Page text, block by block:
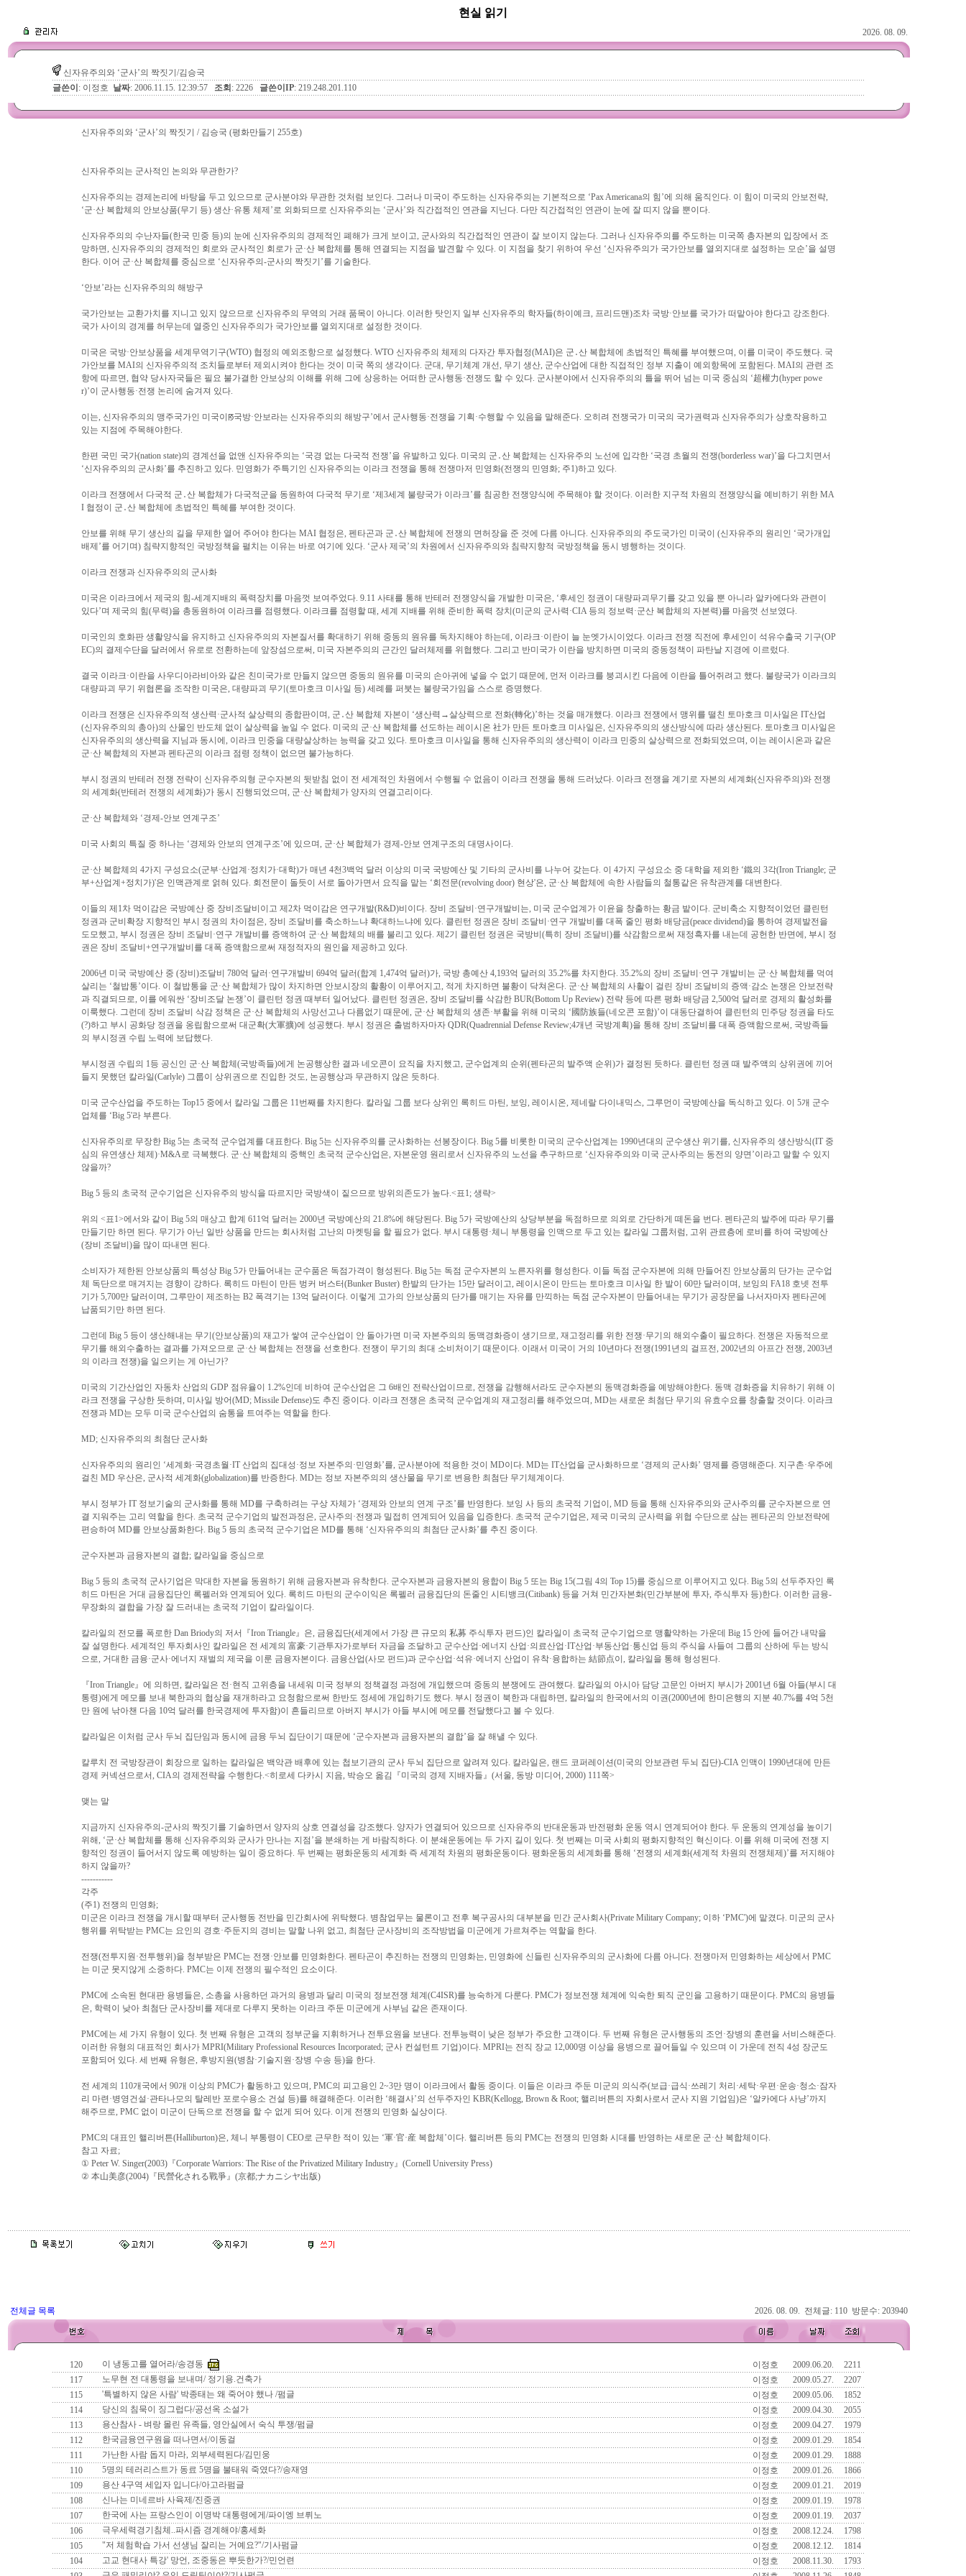
현실 읽기
2026. 08. 09.
신자유주의와 ‘군사’의 짝짓기/김승국
글쓴이 : 이정호 날짜: 2006.11.15. 12:39:57 조회 : 2226 글쓴이IP: 219.248.201.110
신자유주의와 ‘군사’의 짝짓기 / 김승국 (평화만들기 255호)
신자유주의는 군사적인 논의와 무관한가?
신자유주의는 경제논리에 바탕을 두고 있으므로 군사분야와 무관한 것처럼 보인다. 그러나 미국이 주도하는 신자유주의는 기본적으로 ‘Pax Americana의 힘’에 의해 움직인다. 이 힘이 미국의 안보전략,
‘군·산 복합체의 안보상품(무기 등) 생산·유통 체제’로 외화되므로 신자유주의는 ‘군사’와 직간접적인 연관을 지닌다. 다만 직간접적인 연관이 눈에 잘 띠지 않을 뿐이다.
신자유주의의 수난자들(한국 민중 등)의 눈에 신자유주의의 경제적인 폐해가 크게 보이고, 군사와의 직간접적인 연관이 잘 보이지 않는다. 그러나 신자유주의를 주도하는 미국쪽 총자본의 입장에서 조
망하면, 신자유주의의 경제적인 회로와 군사적인 회로가 군·산 복합체를 통해 연결되는 지점을 발견할 수 있다. 이 지점을 찾기 위하여 우선 ‘신자유주의가 국가안보를 열외지대로 설정하는 모순’을 설명
한다. 이어 군·산 복합체를 중심으로 ‘신자유주의-군사의 짝짓기’를 기술한다.
‘안보’라는 신자유주의의 해방구
국가안보는 교환가치를 지니고 있지 않으므로 신자유주의 무역의 거래 품목이 아니다. 이러한 탓인지 일부 신자유주의 학자들(하이예크, 프리드맨)조차 국방·안보를 국가가 떠맡아야 한다고 강조한다.
국가 사이의 경계를 허무는데 열중인 신자유주의가 국가안보를 열외지대로 설정한 것이다.
미국은 국방·안보상품을 세계무역기구(WTO) 협정의 예외조항으로 설정했다. WTO 신자유주의 체제의 다자간 투자협정(MAI)은 군․산 복합체에 초법적인 특혜를 부여했으며, 이를 미국이 주도했다. 국
가안보를 MAI의 신자유주의적 조치들로부터 제외시켜야 한다는 것이 미국 쪽의 생각이다. 군대, 무기체계 개선, 무기 생산, 군수산업에 대한 직접적인 정부 지출이 예외항목에 포함된다. MAI의 관련 조
항에 따르면, 협약 당사자국들은 필요 불가결한 안보상의 이해를 위해 그에 상응하는 어떠한 군사행동·전쟁도 할 수 있다. 군사분야에서 신자유주의의 틀을 뛰어 넘는 미국 중심의 ‘超權力(hyper powe
r)’이 군사행동·전쟁 논리에 숨겨져 있다.
이는, 신자유주의의 맹주국가인 미국이ꡐ국방·안보라는 신자유주의의 해방구’에서 군사행동·전쟁을 기획·수행할 수 있음을 말해준다. 오히려 전쟁국가 미국의 국가권력과 신자유주의가 상호작용하고
있는 지점에 주목해야한다.
한편 국민 국가(nation state)의 경계선을 없앤 신자유주의는 ‘국경 없는 다국적 전쟁’을 유발하고 있다. 미국의 군․산 복합체는 신자유주의 노선에 입각한 ‘국경 초월의 전쟁(borderless war)’을 다그치면서
‘신자유주의의 군사화’를 추진하고 있다. 민영화가 주특기인 신자유주의는 이라크 전쟁을 통해 전쟁마저 민영화(전쟁의 민영화; 주1)하고 있다.
이라크 전쟁에서 다국적 군․산 복합체가 다국적군을 동원하여 다국적 무기로 ‘제3세계 불량국가 이라크’를 침공한 전쟁양식에 주목해야 할 것이다. 이러한 지구적 차원의 전쟁양식을 예비하기 위한 MA
I 협정이 군․산 복합체에 초법적인 특혜를 부여한 것이다.
안보를 위해 무기 생산의 길을 무제한 열어 주어야 한다는 MAI 협정은, 펜타곤과 군․산 복합체에 전쟁의 면허장을 준 것에 다름 아니다. 신자유주의의 주도국가인 미국이 (신자유주의 원리인 ‘국가개입
배제’를 어기며) 침략지향적인 국방정책을 펼치는 이유는 바로 여기에 있다. ‘군사 제국’의 차원에서 신자유주의와 침략지향적 국방정책을 동시 병행하는 것이다.
이라크 전쟁과 신자유주의의 군사화
미국은 이라크에서 제국의 힘-세계지배의 폭력장치를 마음껏 보여주었다. 9.11 사태를 통해 반테러 전쟁양식을 개발한 미국은, ‘후세인 정권이 대량파괴무기를 갖고 있을 뿐 아니라 알카에다와 관련이
있다’며 제국의 힘(무력)을 총동원하여 이라크를 점령했다. 이라크를 점령할 때, 세계 지배를 위해 준비한 폭력 장치(미군의 군사력·CIA 등의 정보력·군산 복합체의 자본력)를 마음껏 선보였다.
미국인의 호화판 생활양식을 유지하고 신자유주의의 자본질서를 확대하기 위해 중동의 원유를 독차지해야 하는데, 이라크·이란이 늘 눈엣가시이었다. 이라크 전쟁 직전에 후세인이 석유수출국 기구(OP
EC)의 결제수단을 달러에서 유로로 전환하는데 앞장섬으로써, 미국 자본주의의 근간인 달러체제를 위협했다. 그리고 반미국가 이란을 방치하면 미국의 중동정책이 파탄날 지경에 이르렀다.
결국 이라크·이란을 사우디아라비아와 같은 친미국가로 만들지 않으면 중동의 원유를 미국의 손아귀에 넣을 수 없기 때문에, 먼저 이라크를 붕괴시킨 다음에 이란을 틀어쥐려고 했다. 불량국가 이라크의
대량파괴 무기 위협론을 조작한 미국은, 대량파괴 무기(토마호크 미사일 등) 세례를 퍼붓는 불량국가임을 스스로 증명했다.
이라크 전쟁은 신자유주의적 생산력·군사적 살상력의 종합판이며, 군․산 복합체 자본이 ‘생산력→살상력으로 전화(轉化)’하는 것을 매개했다. 이라크 전쟁에서 맹위를 떨친 토마호크 미사일은 IT산업
(신자유주의의 총아)의 산물인 반도체 없이 살상력을 높일 수 없다. 미국의 군·산 복합체를 선도하는 레이시온 社가 만든 토마호크 미사일은, 신자유주의의 생산방식에 따라 생산된다. 토마호크 미사일은
신자유주의의 생산력을 지님과 동시에, 이라크 민중을 대량살상하는 능력을 갖고 있다. 토마호크 미사일을 통해 신자유주의의 생산력이 이라크 민중의 살상력으로 전화되었으며, 이는 레이시온과 같은
군·산 복합체의 자본과 펜타곤의 이라크 점령 정책이 없으면 불가능하다.
부시 정권의 반테러 전쟁 전략이 신자유주의형 군수자본의 뒷받침 없이 전 세계적인 차원에서 수행될 수 없음이 이라크 전쟁을 통해 드러났다. 이라크 전쟁을 계기로 자본의 세계화(신자유주의)와 전쟁
의 세계화(반테러 전쟁의 세계화)가 동시 진행되었으며, 군·산 복합체가 양자의 연결고리이다.
군·산 복합체와 ‘경제-안보 연계구조’
미국 사회의 특질 중 하나는 ‘경제와 안보의 연계구조’에 있으며, 군·산 복합체가 경제-안보 연계구조의 대명사이다.
군·산 복합체의 4가지 구성요소(군부·산업계·정치가·대학)가 매년 4천3백억 달러 이상의 미국 국방예산 및 기타의 군사비를 나누어 갖는다. 이 4가지 구성요소 중 대학을 제외한 ‘鐵의 3각(Iron Triangle; 군
부+산업계+정치가)'은 인맥관계로 얽혀 있다. 회전문이 돌듯이 서로 돌아가면서 요직을 맡는 ‘회전문(revolving door) 현상'은, 군·산 복합체에 속한 사람들의 철통같은 유착관계를 대변한다.
이들의 제1차 먹이감은 국방예산 중 장비조달비이고 제2차 먹이감은 연구개발(R&D)비이다. 장비 조달비·연구개발비는, 미국 군수업계가 이윤을 창출하는 황금 밭이다. 군비축소 지향적이었던 클린턴
정권과 군비확장 지향적인 부시 정권의 차이점은, 장비 조달비를 축소하느냐 확대하느냐에 있다. 클린턴 정권은 장비 조달비·연구 개발비를 대폭 줄인 평화 배당금(peace dividend)을 통하여 경제발전을
도모했고, 부시 정권은 장비 조달비·연구 개발비를 증액하여 군·산 복합체의 배를 불리고 있다. 제2기 클린턴 정권은 국방비(특히 장비 조달비)를 삭감함으로써 재정흑자를 내는데 공헌한 반면에, 부시 정
권은 장비 조달비+연구개발비를 대폭 증액함으로써 재정적자의 원인을 제공하고 있다.
2006년 미국 국방예산 중 (장비)조달비 780억 달러·연구개발비 694억 달러(합계 1,474억 달러)가, 국방 총예산 4,193억 달러의 35.2%를 차지한다. 35.2%의 장비 조달비·연구 개발비는 군·산 복합체를 먹여
살리는 ‘철밥통’이다. 이 철밥통을 군·산 복합체가 많이 차지하면 안보시장의 활황이 이루어지고, 적게 차지하면 불황이 닥쳐온다. 군·산 복합체의 사활이 걸린 장비 조달비의 증액·감소 논쟁은 안보전략
과 직결되므로, 이를 에워싼 ‘장비조달 논쟁’이 클린턴 정권 때부터 일어났다. 클린턴 정권은, 장비 조달비를 삭감한 BUR(Bottom Up Review) 전략 등에 따른 평화 배당금 2,500억 달러로 경제의 활성화를
이룩했다. 그런데 장비 조달비 삭감 정책은 군·산 복합체의 사망선고나 다름없기 때문에, 군·산 복합체의 생존·부활을 위해 미국의 ‘國防族들(네오콘 포함)’이 대동단결하여 클린턴의 민주당 정권을 타도
(?)하고 부시 공화당 정권을 옹립함으로써 대군확(大軍擴)에 성공했다. 부시 정권은 출범하자마자 QDR(Quadrennial Defense Review;4개년 국방계획)을 통해 장비 조달비를 대폭 증액함으로써, 국방족들
의 부시정권 수립 노력에 보답했다.
부시정권 수립의 1등 공신인 군·산 복합체(국방족들)에게 논공행상한 결과 네오콘이 요직을 차지했고, 군수업계의 순위(펜타곤의 발주액 순위)가 결정된 듯하다. 클린턴 정권 때 발주액의 상위권에 끼어
들지 못했던 칼라일(Carlyle) 그룹이 상위권으로 진입한 것도, 논공행상과 무관하지 않은 듯하다.
미국 군수산업을 주도하는 Top15 중에서 칼라일 그룹은 11번째를 차지한다. 칼라일 그룹 보다 상위인 록히드 마틴, 보잉, 레이시온, 제네랄 다이내믹스, 그루먼이 국방예산을 독식하고 있다. 이 5개 군수
업체를 ‘Big 5'라 부른다.
신자유주의로 무장한 Big 5는 초국적 군수업계를 대표한다. Big 5는 신자유주의를 군사화하는 선봉장이다. Big 5를 비롯한 미국의 군수산업계는 1990년대의 군수생산 위기를, 신자유주의 생산방식(IT 중
심의 유연생산 체제)·M&A로 극복했다. 군·산 복합체의 중핵인 초국적 군수산업은, 자본운영 원리로서 신자유주의 노선을 추구하므로 ‘신자유주의와 미국 군사주의는 동전의 양면’이라고 말할 수 있지
않을까?
Big 5 등의 초국적 군수기업은 신자유주의 방식을 따르지만 국방색이 짙으므로 방위의존도가 높다.<표1; 생략>
위의 <표1>에서와 같이 Big 5의 매상고 합계 611억 달러는 2000년 국방예산의 21.8%에 해당된다. Big 5가 국방예산의 상당부분을 독점하므로 의외로 간단하게 떼돈을 번다. 펜타곤의 발주에 따라 무기를
만들기만 하면 된다. 무기가 아닌 일반 상품을 만드는 회사처럼 고난의 마켓팅을 할 필요가 없다. 부시 대통령·체니 부통령을 인맥으로 두고 있는 칼라일 그룹처럼, 고위 관료층에 로비를 하여 국방예산
(장비 조달비)을 많이 따내면 된다.
소비자가 제한된 안보상품의 특성상 Big 5가 만들어내는 군수품은 독점가격이 형성된다. Big 5는 독점 군수자본의 노른자위를 형성한다. 이들 독점 군수자본에 의해 만들어진 안보상품의 단가는 군수업
체 독단으로 매겨지는 경향이 강하다. 록히드 마틴이 만든 벙커 버스터(Bunker Buster) 한발의 단가는 15만 달러이고, 레이시온이 만드는 토마호크 미사일 한 발이 60만 달러이며, 보잉의 FA18 호넷 전투
기가 5,700만 달러이며, 그루만이 제조하는 B2 폭격기는 13억 달러이다. 이렇게 고가의 안보상품의 단가를 매기는 자유를 만끽하는 독점 군수자본이 만들어내는 무기가 공장문을 나서자마자 펜타곤에
납품되기만 하면 된다.
그런데 Big 5 등이 생산해내는 무기(안보상품)의 재고가 쌓여 군수산업이 안 돌아가면 미국 자본주의의 동맥경화증이 생기므로, 재고정리를 위한 전쟁·무기의 해외수출이 필요하다. 전쟁은 자동적으로
무기를 해외수출하는 결과를 가져오므로 군·산 복합체는 전쟁을 선호한다. 전쟁이 무기의 최대 소비처이기 때문이다. 이래서 미국이 거의 10년마다 전쟁(1991년의 걸프전, 2002년의 아프간 전쟁, 2003년
의 이라크 전쟁)을 일으키는 게 아닌가?
미국의 기간산업인 자동차 산업의 GDP 점유율이 1.2%인데 비하여 군수산업은 그 6배인 전략산업이므로, 전쟁을 감행해서라도 군수자본의 동맥경화증을 예방해야한다. 동맥 경화증을 치유하기 위해 이
라크 전쟁을 구상한 듯하며, 미사일 방어(MD; Missile Defense)도 추진 중이다. 이라크 전쟁은 초국적 군수업계의 재고정리를 해주었으며, MD는 새로운 최첨단 무기의 유효수요를 창출할 것이다. 이라크
전쟁과 MD는 모두 미국 군수산업의 숨통을 트여주는 역할을 한다.
MD; 신자유주의의 최첨단 군사화
신자유주의의 원리인 ‘세계화·국경초월·IT 산업의 집대성·정보 자본주의·민영화’를, 군사분야에 적용한 것이 MD이다. MD는 IT산업을 군사화하므로 ‘경제의 군사화’ 명제를 증명해준다. 지구촌·우주에
걸친 MD 우산은, 군사적 세계화(globalization)를 반증한다. MD는 정보 자본주의의 생산물을 무기로 변용한 최첨단 무기체계이다.
부시 정부가 IT 정보기술의 군사화를 통해 MD를 구축하려는 구상 자체가 ‘경제와 안보의 연계 구조’를 반영한다. 보잉 사 등의 초국적 기업이, MD 등을 통해 신자유주의와 군사주의를 군수자본으로 연
결 지워주는 고리 역할을 한다. 초국적 군수기업의 발전과정은, 군사주의·전쟁과 밀접히 연계되어 있음을 입증한다. 초국적 군수기업은, 제국 미국의 군사력을 위협 수단으로 삼는 펜타곤의 안보전략에
편승하여 MD를 안보상품화한다. Big 5 등의 초국적 군수기업은 MD를 통해 ‘신자유주의의 최첨단 군사화’를 추진 중이다.
군수자본과 금융자본의 결합; 칼라일을 중심으로
Big 5 등의 초국적 군사기업은 막대한 자본을 동원하기 위해 금융자본과 유착한다. 군수자본과 금융자본의 융합이 Big 5 또는 Big 15(그림 4의 Top 15)를 중심으로 이루어지고 있다. Big 5의 선두주자인 록
히드 마틴은 거대 금융집단인 록펠러와 연계되어 있다. 록히드 마틴의 군수이익은 록펠러 금융집단의 돈줄인 시티뱅크(Citibank) 등을 거쳐 민간자본화(민간부분에 투자, 주식투자 등)한다. 이러한 금융-
무장화의 결합을 가장 잘 드러내는 초국적 기업이 칼라일이다.
칼라일의 전모를 폭로한 Dan Briody의 저서『Iron Triangle』은, 금융집단(세계에서 가장 큰 규모의 私募 주식투자 펀드)인 칼라일이 초국적 군수기업으로 맹활약하는 가운데 Big 15 안에 들어간 내막을
잘 설명한다. 세계적인 투자회사인 칼라일은 전 세계의 富豪·기관투자가로부터 자금을 조달하고 군수산업·에너지 산업·의료산업·IT산업·부동산업·통신업 등의 주식을 사들여 그룹의 산하에 두는 방식
으로, 거대한 금융·군사·에너지 재벌의 제국을 이룬 금융자본이다. 금융산업(사모 펀드)과 군수산업·석유·에너지 산업이 유착·융합하는 結節点이, 칼라일을 통해 형성된다.
『Iron Triangle』에 의하면, 칼라일은 전·현직 고위층을 내세워 미국 정부의 정책결정 과정에 개입했으며 중동의 분쟁에도 관여했다. 칼라일의 아시아 담당 고문인 아버지 부시가 2001년 6월 아들(부시 대
통령)에게 메모를 보내 북한과의 협상을 재개하라고 요청함으로써 한반도 정세에 개입하기도 했다. 부시 정권이 북한과 대립하면, 칼라일의 한국에서의 이권(2000년에 한미은행의 지분 40.7%를 4억 5천
만 원에 낚아챈 다음 10억 달러를 한국경제에 투자함)이 흔들리므로 아버지 부시가 아들 부시에 메모를 전달했다고 볼 수 있다.
칼라일은 이처럼 군사 두뇌 집단임과 동시에 금융 두뇌 집단이기 때문에 ‘군수자본과 금융자본의 결합’을 잘 해낼 수 있다.
칼루치 전 국방장관이 회장으로 일하는 칼라일은 백악관 배후에 있는 첩보기관의 군사 두뇌 집단으로 알려져 있다. 칼라일은, 랜드 코퍼레이션(미국의 안보관련 두뇌 집단)-CIA 인맥이 1990년대에 만든
경제 커넥션으로서, CIA의 경제전략을 수행한다.<히로세 다카시 지음, 박승오 옮김『미국의 경제 지배자들』(서울, 동방 미디어, 2000) 111쪽>
맺는 말
지금까지 신자유주의-군사의 짝짓기를 기술하면서 양자의 상호 연결성을 강조했다. 양자가 연결되어 있으므로 신자유주의 반대운동과 반전평화 운동 역시 연계되어야 한다. 두 운동의 연계성을 높이기
위해, ‘군·산 복합체를 통해 신자유주의와 군사가 만나는 지점’을 분쇄하는 게 바람직하다. 이 분쇄운동에는 두 가지 길이 있다. 첫 번째는 미국 사회의 평화지향적인 혁신이다. 이를 위해 미국에 전쟁 지
향적인 정권이 들어서지 않도록 예방하는 일이 중요하다. 두 번째는 평화운동의 세계화 즉 세계적 차원의 평화운동이다. 평화운동의 세계화를 통해 ‘전쟁의 세계화(세계적 차원의 전쟁체제)’를 저지해야
하지 않을까?
-----------
각주
(주1) 전쟁의 민영화;
미군은 이라크 전쟁을 개시할 때부터 군사행동 전반을 민간회사에 위탁했다. 병참업무는 물론이고 전후 복구공사의 대부분을 민간 군사회사(Private Military Company; 이하 ‘PMC')에 맡겼다. 미군의 군사
행위를 위탁받는 PMC는 요인의 경호·주둔지의 경비는 말할 나위 없고, 최첨단 군사장비의 조작방법을 미군에게 가르쳐주는 역할을 한다.
전쟁(전투지원·전투행위)을 청부받은 PMC는 전쟁·안보를 민영화한다. 펜타곤이 추진하는 전쟁의 민영화는, 민영화에 신들린 신자유주의의 군사화에 다름 아니다. 전쟁마저 민영화하는 세상에서 PMC
는 미군 못지않게 소중하다. PMC는 이제 전쟁의 필수적인 요소이다.
PMC에 소속된 현대판 용병들은, 소총을 사용하던 과거의 용병과 달리 미국의 정보전쟁 체계(C4ISR)를 능숙하게 다룬다. PMC가 정보전쟁 체계에 익숙한 퇴직 군인을 고용하기 때문이다. PMC의 용병들
은, 학력이 낮아 최첨단 군사장비를 제대로 다루지 못하는 이라크 주둔 미군에게 사부님 같은 존재이다.
PMC에는 세 가지 유형이 있다. 첫 번째 유형은 고객의 정부군을 지휘하거나 전투요원을 보낸다. 전투능력이 낮은 정부가 주요한 고객이다. 두 번째 유형은 군사행동의 조언·장병의 훈련을 서비스해준다.
이러한 유형의 대표적인 회사가 MPRI(Military Professional Resources Incorporated; 군사 컨설턴트 기업)이다. MPRI는 전직 장교 12,000명 이상을 용병으로 끌어들일 수 있으며 이 가운데 전직 4성 장군도
포함되어 있다. 세 번째 유형은, 후방지원(병참·기술지원·장병 수송 등)을 한다.
전 세계의 110개국에서 90개 이상의 PMC가 활동하고 있으며, PMC의 피고용인 2~3만 명이 이라크에서 활동 중이다. 이들은 이라크 주둔 미군의 의식주(보급·급식·쓰레기 처리·세탁·우편·운송·청소·잠자
리 마련·병영건설·관타나모의 탈레반 포로수용소 건설 등)를 해결해준다. 이러한 ‘해결사’의 선두주자인 KBR(Kellogg, Brown & Root; 핼리버튼의 자회사로서 군사 지원 기업임)은 ‘알카에다 사냥’까지
해주므로, PMC 없이 미군이 단독으로 전쟁을 할 수 없게 되어 있다. 이게 전쟁의 민영화 실상이다.
PMC의 대표인 핼리버튼(Halliburton)은, 체니 부통령이 CEO로 근무한 적이 있는 ‘軍·官·産 복합체’이다. 핼리버튼 등의 PMC는 전쟁의 민영화 시대를 반영하는 새로운 군·산 복합체이다.
참고 자료;
① Peter W. Singer(2003)『Corporate Warriors: The Rise of the Privatized Military Industry』(Cornell University Press)
② 本山美彦(2004)『民營化される戰爭』(京都;ナカニシヤ出版)
전체글 목록 2026. 08. 09. 전체글: 110 방문수: 203940
120 이 냉동고를 열어라/송경동 이정호 2009.06.20.
2211
117
노무현 전 대통령을 보내며/ 정기용.건축가 이정호 2009.05.27.
2207
115
'특별하지 않은 사람' 박종태는 왜 죽어야 했나 /펌글 이정호 2009.05.06.
1852
114
당신의 침묵이 징그럽다/공선옥 소설가 이정호 2009.04.30.
2055
113
용산참사 - 벼랑 몰린 유족들, 영안실에서 숙식 투쟁/펌글 이정호 2009.04.27.
1979
112
한국금융연구원을 떠나면서/이동걸 이정호 2009.01.29.
1854
111
가난한 사람 돕지 마라, 외부세력된다/김민웅 이정호 2009.01.29.
1888
110
5명의 테러리스트가 동료 5명을 불태워 죽였다?/송재영 이정호 2009.01.26.
1866
109
용산 4구역 세입자 입니다/아고라펌글 이정호 2009.01.21.
2019
108
신나는 미네르바 사육제/진중권 이정호 2009.01.19.
1978
107
한국에 사는 프랑스인이 이명박 대통령에게/파이엥 브뤼노 이정호 2009.01.19.
2037
106
극우세력경기침체..파시즘 경계해야/홍세화 이정호 2008.12.24.
1798
105
"저 체험학습 가서 선생님 잘리는 거예요?"/기사펌글 이정호 2008.12.12.
1814
104
고교 현대사 특강' 망언, 조중동은 뿌듯한가?/민언련 이정호 2008.11.30.
1793